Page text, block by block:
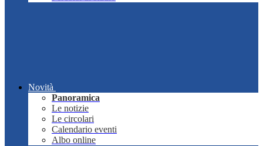
Novità
Panoramica
Le notizie
Le circolari
Calendario eventi
Albo online